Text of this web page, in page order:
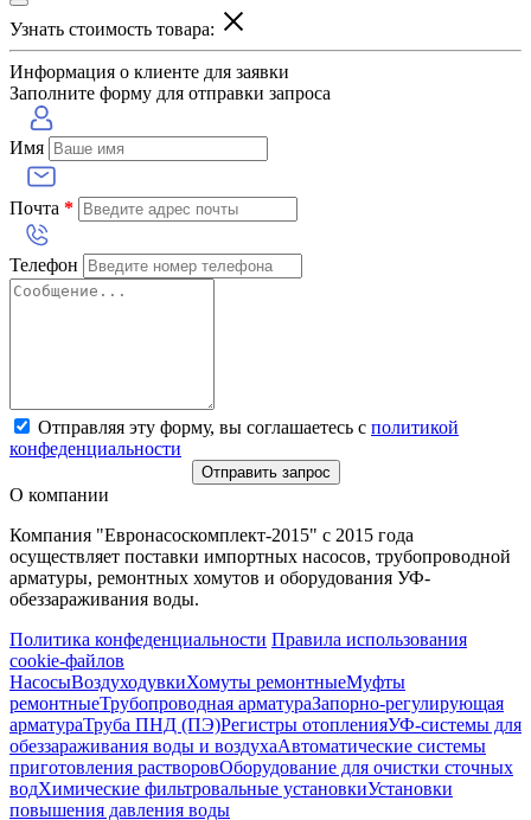
Узнать стоимость товара:
Информация о клиенте для заявки
Заполните форму для отправки запроса
Имя
Почта *
Телефон
Отправляя эту форму, вы соглашаетесь с политикой
конфеденциальности
Отправить запрос
О компании
Компания "Евронасоскомплект-2015" с 2015 года
осуществляет поставки импортных насосов, трубопроводной
арматуры, ремонтных хомутов и оборудования УФ-
обеззараживания воды.
Политика конфеденциальности Правила использования
cookie-файлов
НасосыВоздуходувкиХомуты ремонтныеМуфты
ремонтныеТрубопроводная арматураЗапорно-регулирующая
арматураТруба ПНД (ПЭ)Регистры отопленияУФ-системы для
обеззараживания воды и воздухаАвтоматические системы
приготовления растворовОборудование для очистки сточных
водХимические фильтровальные установкиУстановки
повышения давления воды